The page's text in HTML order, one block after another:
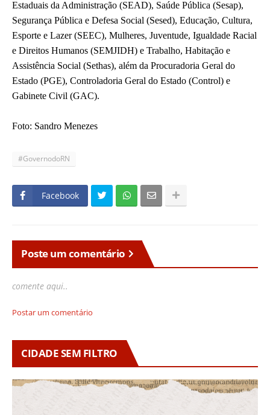
Estaduais da Administração (SEAD), Saúde Pública (Sesap),
Segurança Pública e Defesa Social (Sesed), Educação, Cultura,
Esporte e Lazer (SEEC), Mulheres, Juventude, Igualdade Racial
e Direitos Humanos (SEMJIDH) e Trabalho, Habitação e
Assistência Social (Sethas), além da Procuradoria Geral do
Estado (PGE), Controladoria Geral do Estado (Control) e
Gabinete Civil (GAC).
Foto: Sandro Menezes
#GovernodoRN
Facebook
Poste um comentário
comente aqui..
Postar um comentário
CIDADE SEM FILTRO